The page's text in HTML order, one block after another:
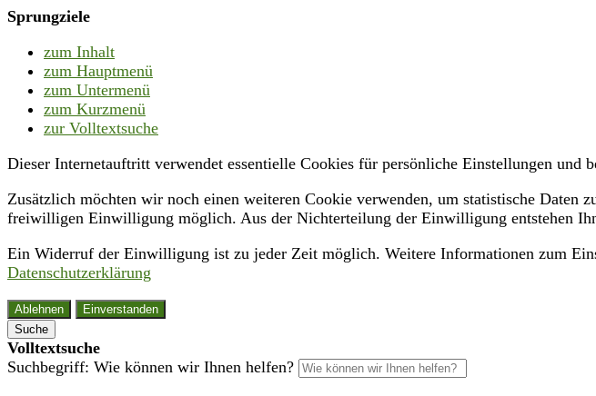
Sprungziele
zum Inhalt
zum Hauptmenü
zum Untermenü
zum Kurzmenü
zur Volltextsuche
Dieser Internetauftritt verwendet essentielle Cookies für persönliche Einstellungen und
Zusätzlich möchten wir noch einen weiteren Cookie verwenden, um statistische
freiwilligen Einwilligung möglich. Aus der Nichterteilung der Einwilligung entstehen
Ein Widerruf der Einwilligung ist zu jeder Zeit möglich. Weitere Informationen zum
Datenschutzerklärung
Ablehnen
Einverstanden
Suche
Volltextsuche
Suchbegriff: Wie können wir Ihnen helfen?